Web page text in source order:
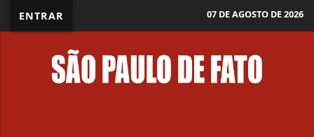
ENTRAR 07 DE AGOSTO DE 2026